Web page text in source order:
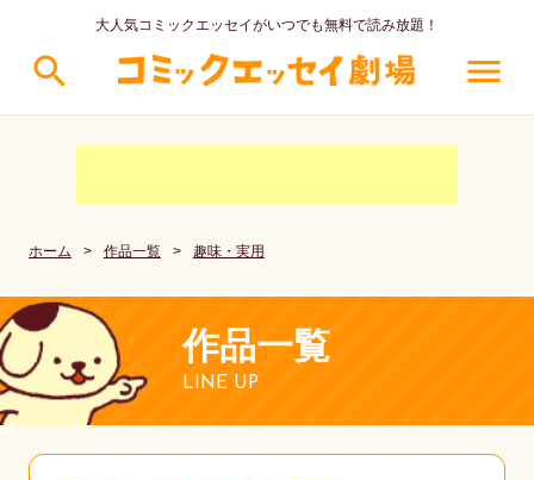
大人気コミックエッセイがいつでも無料で読み放題！
search menu
ホーム > 作品一覧 > 趣味・実用
作品一覧
LINE UP